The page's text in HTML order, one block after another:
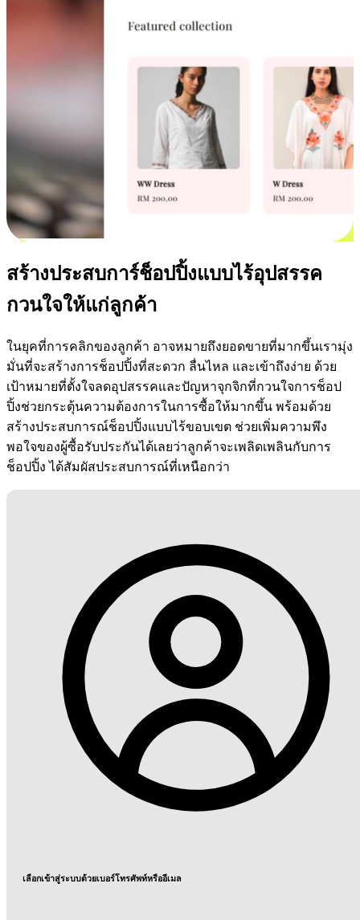
สร้างประสบการ์ช็อปปิ้งแบบไร้อุปสรรค
กวนใจให้แก่ลูกค้า
ในยุคที่การคลิกของลูกค้า อาจหมายถึงยอดขายที่มากขึ้นเรามุ่ง
มั่นที่จะสร้างการช็อปปิ้งที่สะดวก ลื่นไหล และเข้าถึงง่าย ด้วย
เป้าหมายที่ตั้งใจลดอุปสรรคและปัญหาจุกจิกที่กวนใจการช็อป
ปิ้งช่วยกระตุ้นความต้องการในการซื้อให้มากขึ้น พร้อมด้วย
สร้างประสบการณ์ช็อปปิ้งแบบไร้ขอบเขต ช่วยเพิ่มความพึง
พอใจของผู้ซื้อรับประกันได้เลยว่าลูกค้าจะเพลิดเพลินกับการ
ช็อปปิ้ง ได้สัมผัสประสบการณ์ที่เหนือกว่า
เลือกเข้าสู่ระบบด้วยเบอร์โทรศัพท์หรืออีเมล